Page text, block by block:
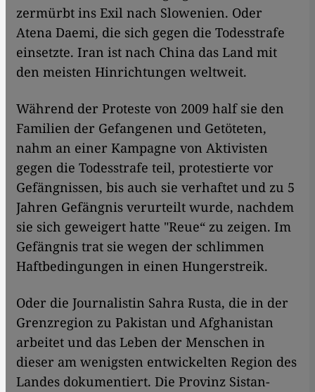
zermürbt ins Exil nach Slowenien. Oder
Atena Daemi, die sich gegen die Todesstrafe
einsetzte. Iran ist nach China das Land mit
den meisten Hinrichtungen weltweit.
Während der Proteste von 2009 half sie den
Familien der Gefangenen und Getöteten,
nahm an einer Kampagne von Aktivisten
gegen die Todesstrafe teil, protestierte vor
Gefängnissen, bis auch sie verhaftet und zu 5
Jahren Gefängnis verurteilt wurde, nachdem
sie sich geweigert hatte "Reue“ zu zeigen. Im
Gefängnis trat sie wegen der schlimmen
Haftbedingungen in einen Hungerstreik.
Oder die Journalistin Sahra Rusta, die in der
Grenzregion zu Pakistan und Afghanistan
arbeitet und das Leben der Menschen in
dieser am wenigsten entwickelten Region des
Landes dokumentiert. Die Provinz Sistan-